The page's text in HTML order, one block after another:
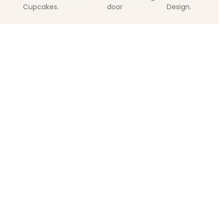
Cupcakes.
door
Design.